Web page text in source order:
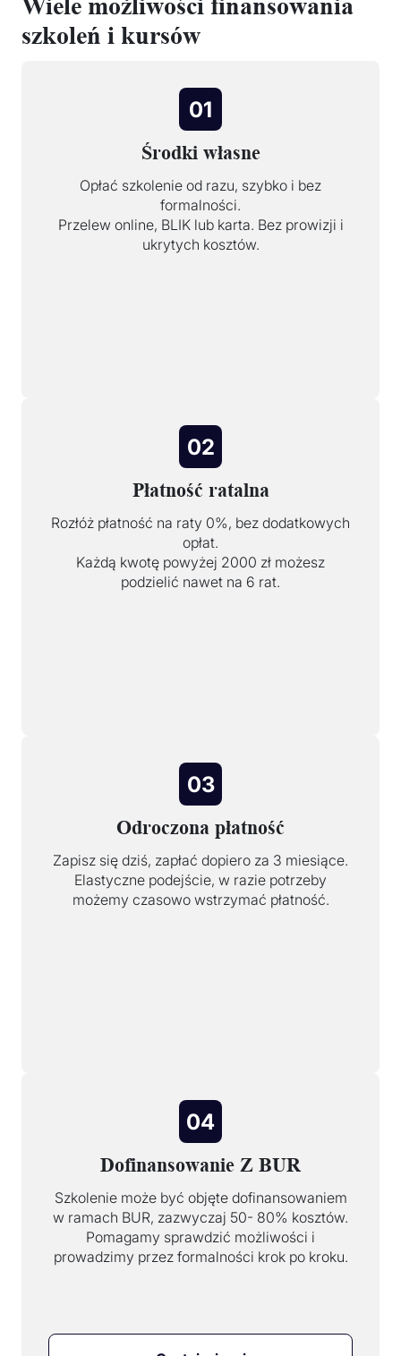
Wiele możliwości finansowania
szkoleń i kursów
01
Środki własne
Opłać szkolenie od razu, szybko i bez
formalności.
Przelew online, BLIK lub karta. Bez prowizji i
ukrytych kosztów.
02
Płatność ratalna
Rozłóż płatność na raty 0%, bez dodatkowych
opłat.
Każdą kwotę powyżej 2000 zł możesz
podzielić nawet na 6 rat.
03
Odroczona płatność
Zapisz się dziś, zapłać dopiero za 3 miesiące.
Elastyczne podejście, w razie potrzeby
możemy czasowo wstrzymać płatność.
04
Dofinansowanie Z BUR
Szkolenie może być objęte dofinansowaniem
w ramach BUR, zazwyczaj 50- 80% kosztów.
Pomagamy sprawdzić możliwości i
prowadzimy przez formalności krok po kroku.